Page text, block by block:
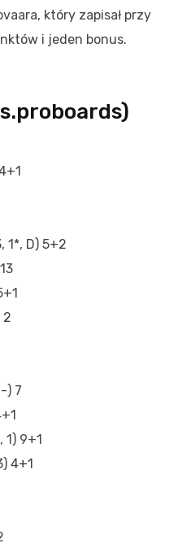
który zapisał przy
i jeden bonus.
1*, D) 5+2
2
) 7
9+1
4+1